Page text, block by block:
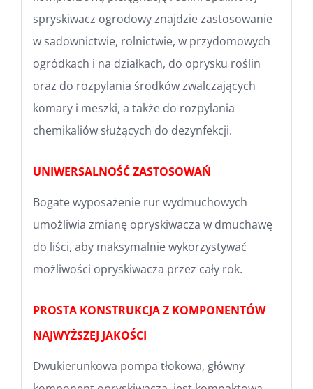
spryskiwacz ogrodowy znajdzie zastosowanie
w sadownictwie, rolnictwie, w przydomowych
ogródkach i na działkach, do oprysku roślin
oraz do rozpylania środków zwalczających
komary i meszki, a także do rozpylania
chemikaliów służących do dezynfekcji.
UNIWERSALNOŚĆ ZASTOSOWAŃ
Bogate wyposażenie rur wydmuchowych
umożliwia zmianę opryskiwacza w dmuchawę
do liści, aby maksymalnie wykorzystywać
możliwości opryskiwacza przez cały rok.
PROSTA KONSTRUKCJA Z KOMPONENTÓW
NAJWYŻSZEJ JAKOŚCI
Dwukierunkowa pompa tłokowa, główny